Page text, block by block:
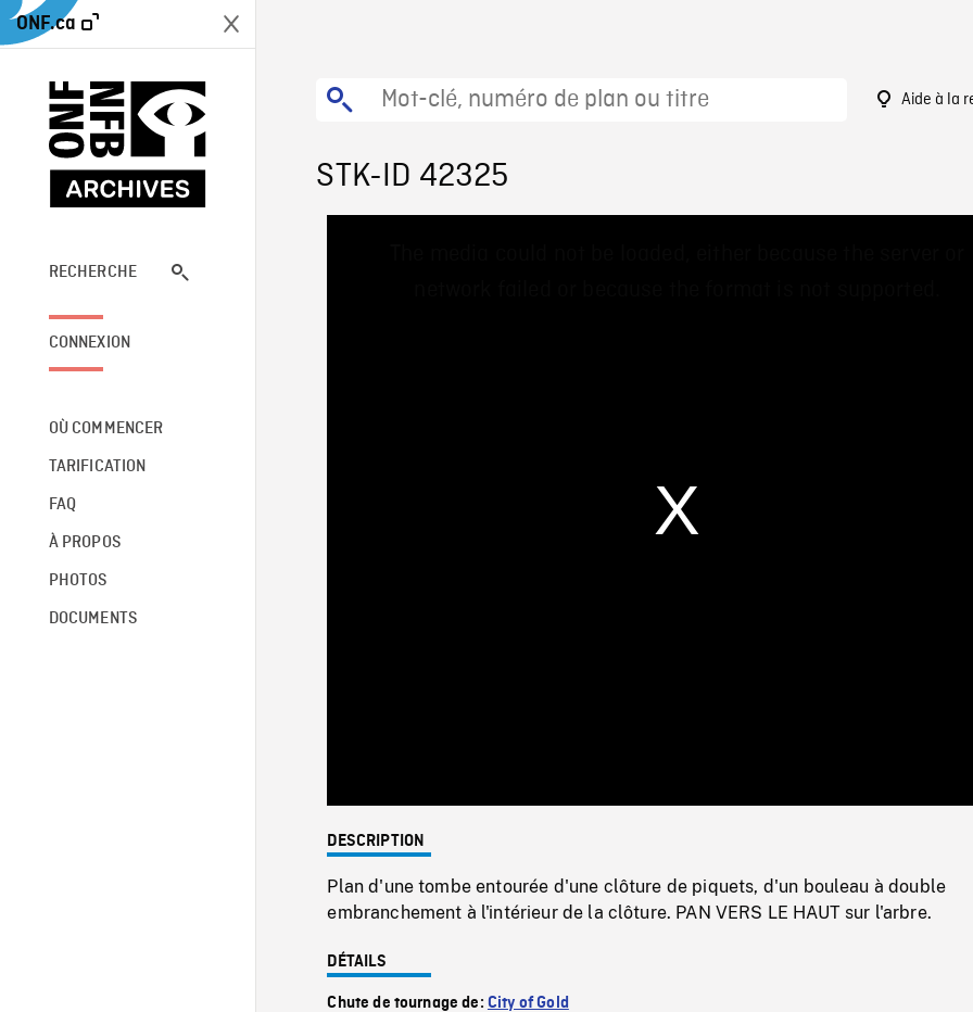
ONF.ca
RECHERCHE
CONNEXION
OÙ COMMENCER
TARIFICATION
FAQ
À PROPOS
PHOTOS
DOCUMENTS
Aide à la
STK-ID 42325
0%
DESCRIPTION
Plan d'une tombe entourée d'une clôture de piquets, d'un bouleau à double
embranchement à l'intérieur de la clôture. PAN VERS LE HAUT sur l'arbre.
DÉTAILS
Chute de tournage de: City of Gold